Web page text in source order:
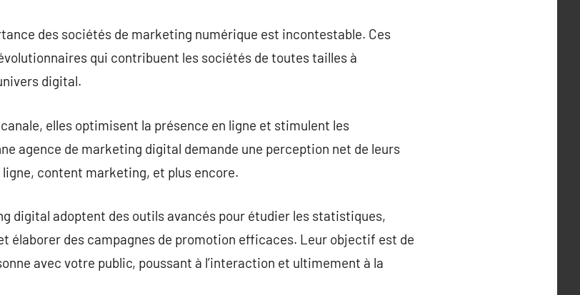
des sociétés de marketing numérique est incontestable. Ces
qui contribuent les sociétés de toutes tailles à
digital.
elles optimisent la présence en ligne et stimulent les
agence de marketing digital demande une perception net de leurs
content marketing, et plus encore.
digital adoptent des outils avancés pour étudier les statistiques,
élaborer des campagnes de promotion efficaces. Leur objectif est de
avec votre public, poussant à l’interaction et ultimement à la